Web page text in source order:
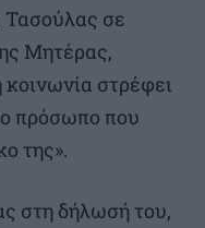
σε
Μητέρας,
στρέφει
πρόσωπο που
της».
στη δήλωσή του,